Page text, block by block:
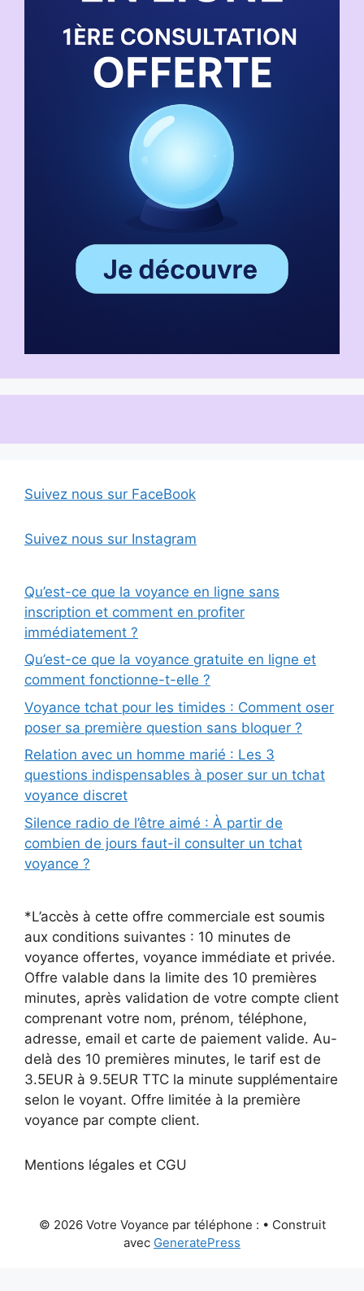
Suivez nous sur FaceBook
Suivez nous sur Instagram
Qu’est-ce que la voyance en ligne sans
inscription et comment en profiter
immédiatement ?
Qu’est-ce que la voyance gratuite en ligne et
comment fonctionne-t-elle ?
Voyance tchat pour les timides : Comment oser
poser sa première question sans bloquer ?
Relation avec un homme marié : Les 3
questions indispensables à poser sur un tchat
voyance discret
Silence radio de l’être aimé : À partir de
combien de jours faut-il consulter un tchat
voyance ?
*L’accès à cette offre commerciale est soumis
aux conditions suivantes : 10 minutes de
voyance offertes, voyance immédiate et privée.
Offre valable dans la limite des 10 premières
minutes, après validation de votre compte client
comprenant votre nom, prénom, téléphone,
adresse, email et carte de paiement valide. Au-
delà des 10 premières minutes, le tarif est de
3.5EUR à 9.5EUR TTC la minute supplémentaire
selon le voyant. Offre limitée à la première
voyance par compte client.
Mentions légales et CGU
© 2026 Votre Voyance par téléphone : • Construit
avec GeneratePress